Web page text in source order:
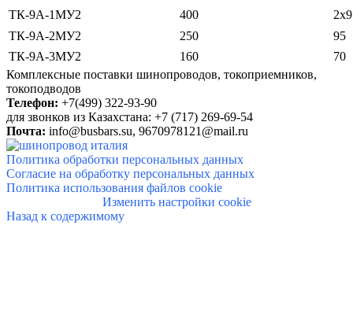
ТК-9А-1МУ2 400
ТК-9А-2МУ2
250
95
ТК-9А-3МУ2
160
70
Комплексные поставки шинопроводов, токоприемников,
токоподводов
Телефон: +7(499) 322-93-90
для звонков из Казахстана: +7 (717) 269-69-54
Почта: info@busbars.su, 9670978121@mail.ru
Политика обработки персональных данных
Согласие на обработку персональных данных
Политика использования файлов cookie
Изменить настройки cookie
Назад к содержимому